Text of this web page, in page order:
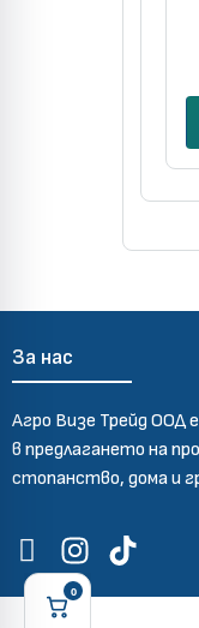
За нас
Агро Визе Трейд ООД
в предлагането на
стопанство, дома и
Количка
0